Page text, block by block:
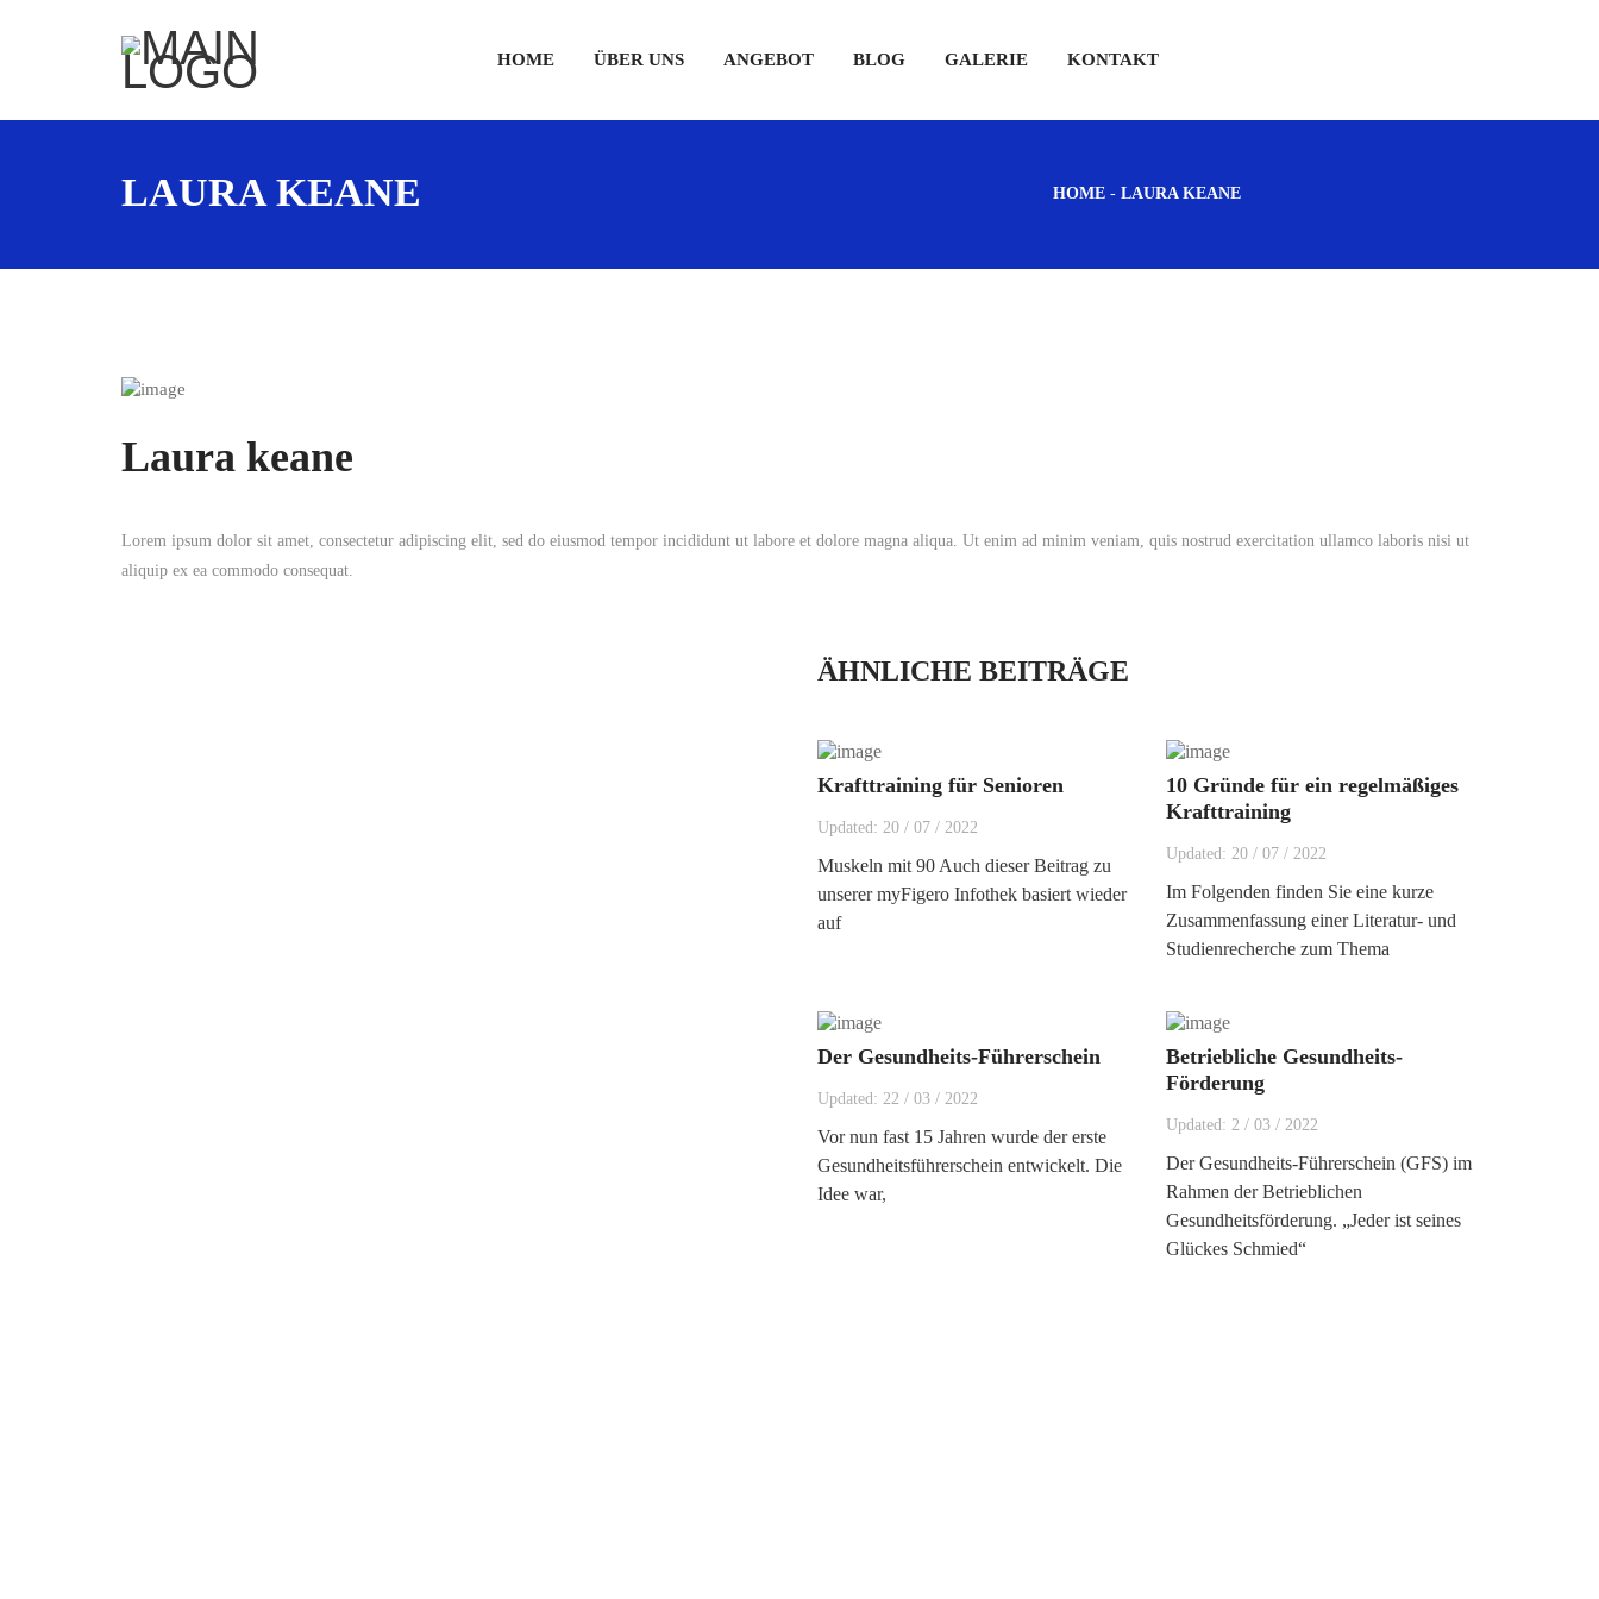
HOME ÜBER UNS ANGEBOT BLOG GALERIE KONTAKT
LAURA KEANE HOME -LAURA KEANE
Laura keane
Lorem ipsum dolor sit amet, consectetur adipiscing elit, sed do eiusmod tempor incididunt ut labore et dolore magna aliqua. Ut enim ad minim veniam, quis nostrud exercitation ullamco laboris nisi ut
aliquip ex ea commodo consequat.
ÄHNLICHE BEITRÄGE
Krafttraining für Senioren
Updated: 20 / 07 / 2022
Muskeln mit 90 Auch dieser Beitrag zu
unserer myFigero Infothek basiert wieder
auf
10 Gründe für ein regelmäßiges
Krafttraining
Updated: 20/ 07/ 2022
Im Folgenden finden Sie eine kurze
Zusammenfassung einer Literatur- und
Studienrecherche zum Thema
Der Gesundheits-Führerschein
Updated: 22 / 03 / 2022
Vor nun fast 15 Jahren wurde der erste
Gesundheitsführerschein entwickelt. Die
Idee war,
Betriebliche Gesundheits-
Förderung
Updated: 2 / 03/ 2022
Der Gesundheits-Führerschein (GFS) im
Rahmen der Betrieblichen
Gesundheitsförderung. „Jeder ist seines
Glückes Schmied“